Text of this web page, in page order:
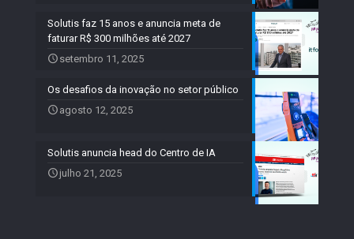
Solutis faz 15 anos e anuncia meta de
faturar R$ 300 milhões até 2027
setembro 11, 2025
Os desafios da inovação no setor público
agosto 12, 2025
Solutis anuncia head do Centro de IA
julho 21, 2025